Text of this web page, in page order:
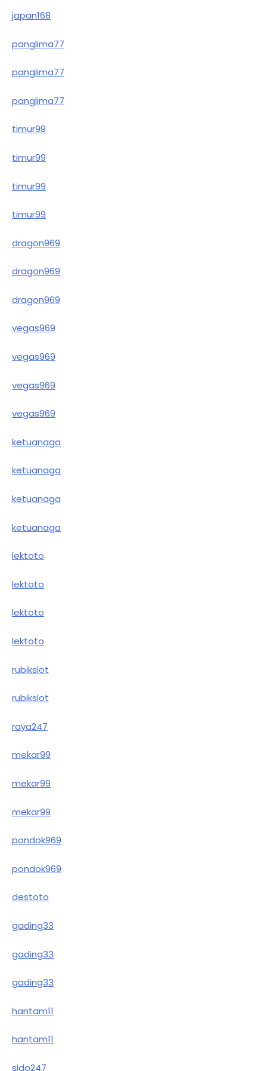
japan168
panglima77
panglima77
panglima77
timur99
timur99
timur99
timur99
dragon969
dragon969
dragon969
vegas969
vegas969
vegas969
vegas969
ketuanaga
ketuanaga
ketuanaga
ketuanaga
lektoto
lektoto
lektoto
lektoto
rubikslot
rubikslot
raya247
mekar99
mekar99
mekar99
pondok969
pondok969
destoto
gading33
gading33
gading33
hantam11
hantam11
sido247